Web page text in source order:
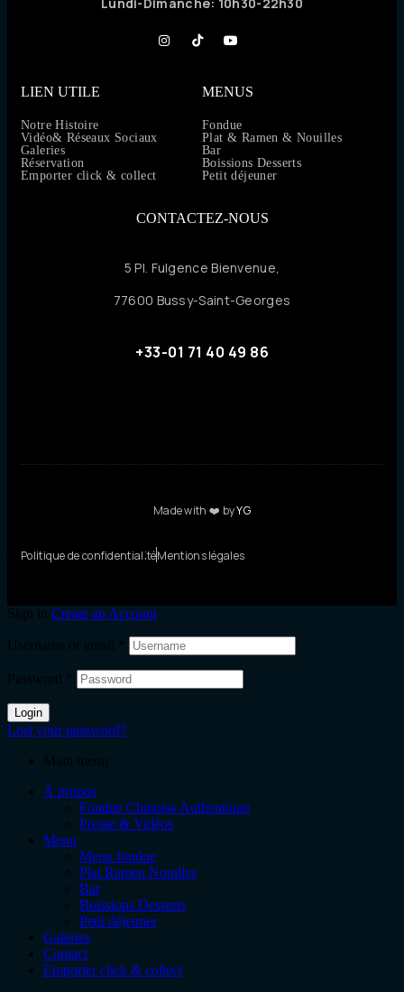
LIEN UTILE
Notre Histoire
Vidéo& Réseaux Sociaux
Galeries
Réservation
Emporter click & collect
MENUS
Fondue
Plat & Ramen & Nouilles
Bar
Boissions Desserts
Petit déjeuner
CONTACTEZ-NOUS
5 Pl. Fulgence Bienvenue,
77600 Bussy-Saint-Georges
+33-01 71 40 49 86
Made with ❤️ byYG
Politique de confidentialitéMentions légales
Sign in Create an Account
Username or email
Password
Login
Lost your password?
Main menu
À propos
Fondue Chinoise Authentique
Presse & Vidéos
Menu
Menu fondue
Plat Ramen Nouilles
Bar
Boissions Desserts
Petit déjeuner
Galeries
Contact
Emporter click & collect